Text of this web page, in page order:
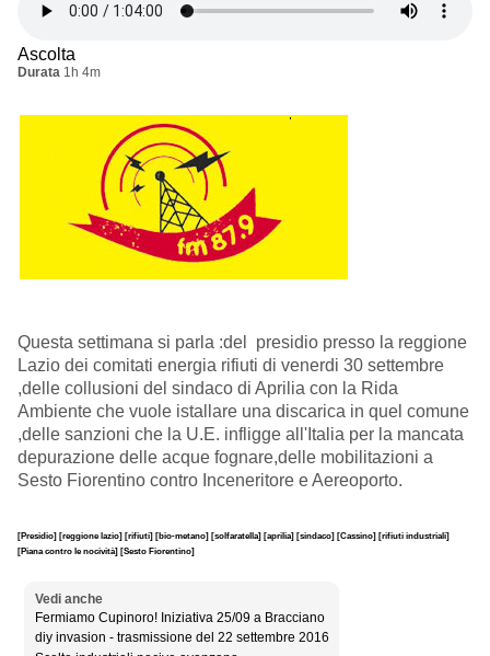
Ascolta
Durata 1h 4m
Questa settimana si parla :del presidio presso la reggione
Lazio dei comitati energia rifiuti di venerdi 30 settembre
,delle collusioni del sindaco di Aprilia con la Rida
Ambiente che vuole istallare una discarica in quel comune
,delle sanzioni che la U.E. infligge all'Italia per la mancata
depurazione delle acque fognare,delle mobilitazioni a
Sesto Fiorentino contro Inceneritore e Aereoporto.
[Presidio] [reggione lazio] [rifiuti] [bio-metano] [solfaratella] [aprilia] [sindaco] [Cassino] [rifiuti industriali]
[Piana contro le nocività] [Sesto Fiorentino]
Vedi anche
Fermiamo Cupinoro! Iniziativa 25/09 a Bracciano
diy invasion - trasmissione del 22 settembre 2016